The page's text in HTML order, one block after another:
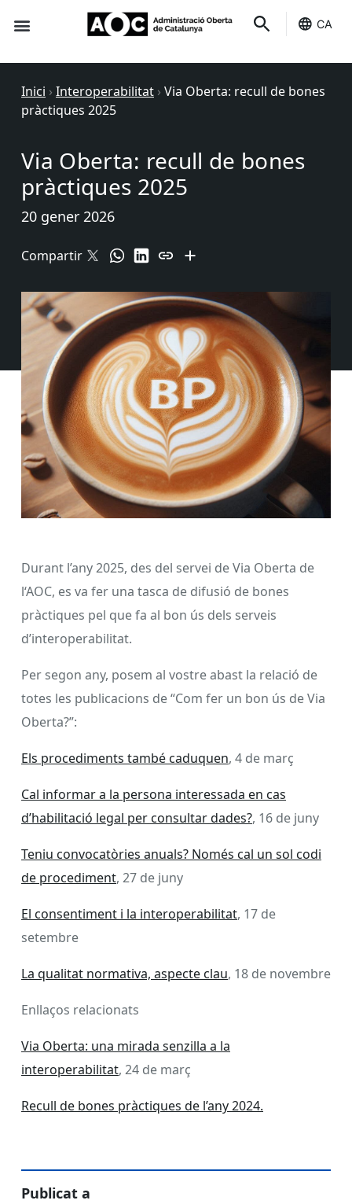
CA
Inici › Interoperabilitat › Via Oberta: recull de bones
pràctiques 2025
Via Oberta: recull de bones
pràctiques 2025
20 gener 2026
Compartir
Durant l’any 2025, des del servei de Via Oberta de
l‘AOC, es va fer una tasca de difusió de bones
pràctiques pel que fa al bon ús dels serveis
d’interoperabilitat.
Per segon any, posem al vostre abast la relació de
totes les publicacions de “Com fer un bon ús de Via
Oberta?”:
Els procediments també caduquen, 4 de març
Cal informar a la persona interessada en cas
d’habilitació legal per consultar dades?, 16 de juny
Teniu convocatòries anuals? Només cal un sol codi
de procediment, 27 de juny
El consentiment i la interoperabilitat, 17 de
setembre
La qualitat normativa, aspecte clau, 18 de novembre
Enllaços relacionats
Via Oberta: una mirada senzilla a la
interoperabilitat, 24 de març
Recull de bones pràctiques de l’any 2024.
Publicat a